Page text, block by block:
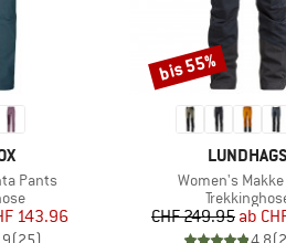
Pants
Preis
143.96
MARKE
LUNDHAGS
Artikel
Women's
Preis
CHF 249.95 ab
Rabatt
bis 55%